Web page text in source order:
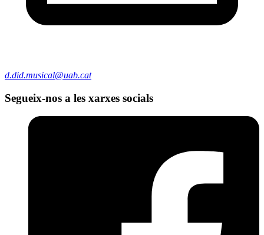
d.did.musical@uab.cat
Segueix-nos a les xarxes socials